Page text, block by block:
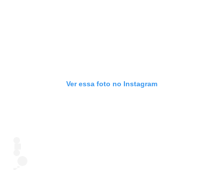
Ver essa foto no Instagram